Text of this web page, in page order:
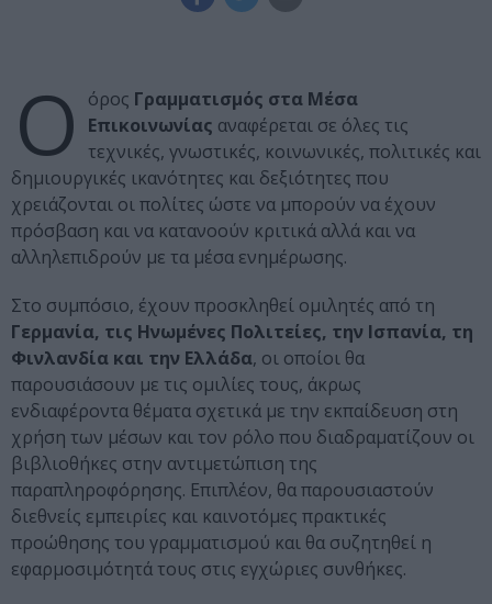
Ο όρος Γραμματισμός στα Μέσα
Επικοινωνίας αναφέρεται σε όλες τις
τεχνικές, γνωστικές, κοινωνικές, πολιτικές και
δημιουργικές ικανότητες και δεξιότητες που
χρειάζονται οι πολίτες ώστε να μπορούν να έχουν
πρόσβαση και να κατανοούν κριτικά αλλά και να
αλληλεπιδρούν με τα μέσα ενημέρωσης.
Στο συμπόσιο, έχουν προσκληθεί ομιλητές από τη
Γερμανία, τις Ηνωμένες Πολιτείες, την Ισπανία, τη
Φινλανδία και την Ελλάδα, οι οποίοι θα
παρουσιάσουν με τις ομιλίες τους, άκρως
ενδιαφέροντα θέματα σχετικά με την εκπαίδευση στη
χρήση των μέσων και τον ρόλο που διαδραματίζουν οι
βιβλιοθήκες στην αντιμετώπιση της
παραπληροφόρησης. Επιπλέον, θα παρουσιαστούν
διεθνείς εμπειρίες και καινοτόμες πρακτικές
προώθησης του γραμματισμού και θα συζητηθεί η
εφαρµοσιµότητά τους στις εγχώριες συνθήκες.